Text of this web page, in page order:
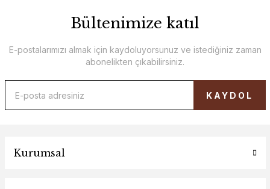
Bültenimize katıl
E-postalarımızı almak için kaydoluyorsunuz ve istediğiniz zaman
abonelikten çıkabilirsiniz.
KAYDOL
Kurumsal